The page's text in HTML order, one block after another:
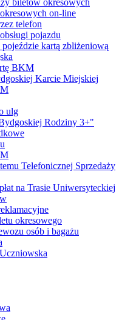
on-line
telefon
pojazdu
kartą zbliżeniową
BKM
Karcie Miejskiej
ulg
Rodziny 3+"
Telefonicznej Sprzedaży
na Trasie Uniwersyteckiej
okresowego
osób i bagażu